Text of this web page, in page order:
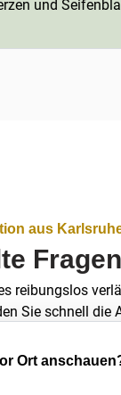
und
aus
reibungslos
Sie schnell die
Ort